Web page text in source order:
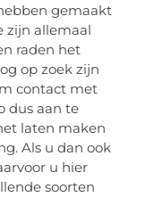
gemaakt
zijn allemaal
raden het
op zoek zijn
contact met
dus aan te
laten maken
Als u dan ook
u hier
soorten